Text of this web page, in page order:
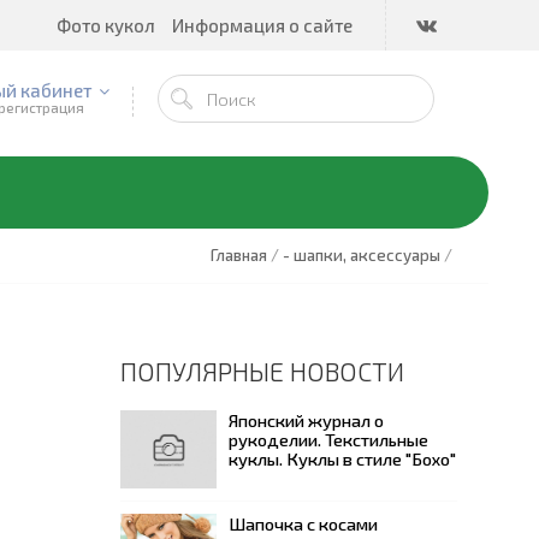
Фото кукол Информация о сайте
кабинет
Главная / - шапки, аксессуары /
ПОПУЛЯРНЫЕ НОВОСТИ
Японский журнал о
рукоделии. Текстильные
куклы. Куклы в стиле "Бохо"
Шапочка с косами